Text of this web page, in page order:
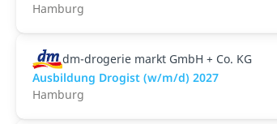
Hamburg
dm-drogerie markt GmbH + Co. KG
Ausbildung Drogist (w/m/d) 2027
Hamburg